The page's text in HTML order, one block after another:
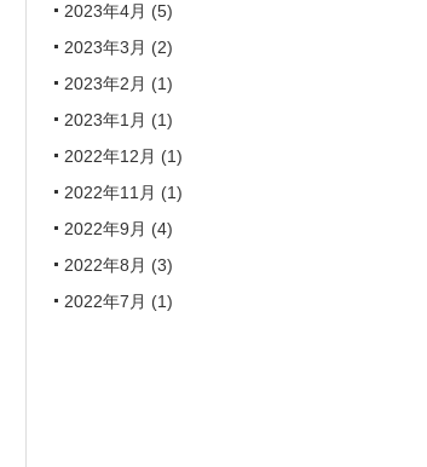
2023年4月 (5)
2023年3月 (2)
2023年2月 (1)
2023年1月 (1)
2022年12月 (1)
2022年11月 (1)
2022年9月 (4)
2022年8月 (3)
2022年7月 (1)